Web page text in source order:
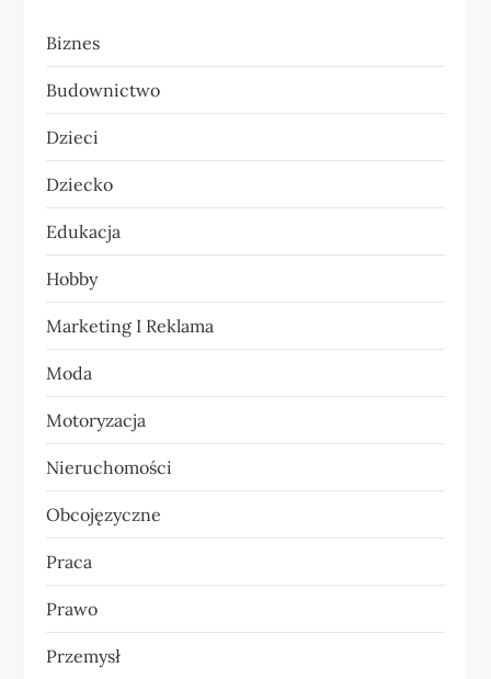
c
j
a
w
p
i
s
u
Biznes
Budownictwo
Dzieci
Dziecko
Edukacja
Hobby
Marketing I Reklama
Moda
Motoryzacja
Nieruchomości
Obcojęzyczne
Praca
Prawo
Przemysł